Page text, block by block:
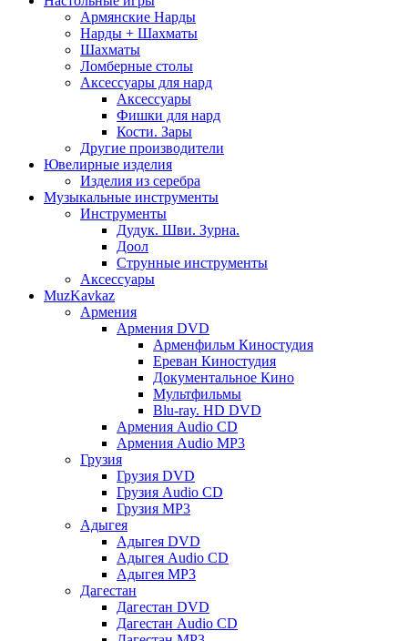
Армянские Нарды
Нарды + Шахматы
Шахматы
Ломберные столы
Аксессуары для нард
Аксессуары
Фишки для нард
Кости. Зары
Другие производители
Ювелирные изделия
Изделия из серебра
Музыкальные инструменты
Инструменты
Дудук. Шви. Зурна.
Доол
Струнные инструменты
Аксессуары
MuzKavkaz
Армения
Армения DVD
Арменфильм Киностудия
Ереван Киностудия
Документальное Кино
Мультфильмы
Blu-ray. HD DVD
Армения Audio CD
Армения Audio MP3
Грузия
Грузия DVD
Грузия Audio CD
Грузия MP3
Адыгея
Адыгея DVD
Адыгея Audio CD
Адыгея MP3
Дагестан
Дагестан DVD
Дагестан Audio CD